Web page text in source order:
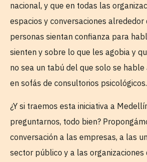
nacional, y que en todas las
espacios y conversaciones alrededor
personas sientan confianza para
sienten y sobre lo que les agobia y
no sea un tabú del que solo se
en sofás de consultorios psicológicos.
¿Y si traemos esta iniciativa a
preguntarnos, todo bien?
conversación a las empresas, a las
sector público y a las